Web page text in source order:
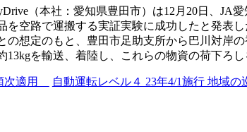
（本社：愛知県豊田市）は12月20日、JA
を空路で運搬する実証実験に成功したと発表し
の想定のもと、豊田市足助支所から巴川対岸
を輸送、着陸し、これらの物資の荷下ろし
次適用 自動運転レベル４ 23年4/1施行 地域の